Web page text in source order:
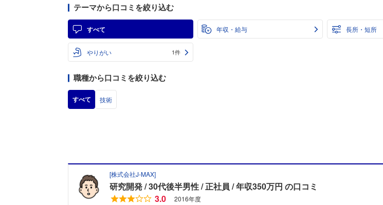
テーマから口コミを絞り込む
すべて 年収・給与 長所・短所
やりがい 1件
職種から口コミを絞り込む
すべて 技術
[株式会社J‐MAX]
研究開発 30代後半男性 正社員 年収350万円 の口コミ
3.0
2016年度